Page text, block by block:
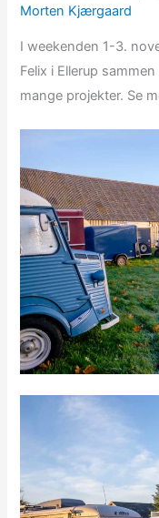
Morten Kjærgaard
I weekenden 1-3.
Felix i Ellerup
mange projekter. Se